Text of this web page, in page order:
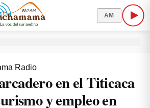
AM
Radio
en el Titicaca
y empleo en